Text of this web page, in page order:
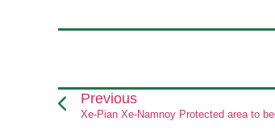
Previous
Xe-Pian Xe-Namnoy Protected area to